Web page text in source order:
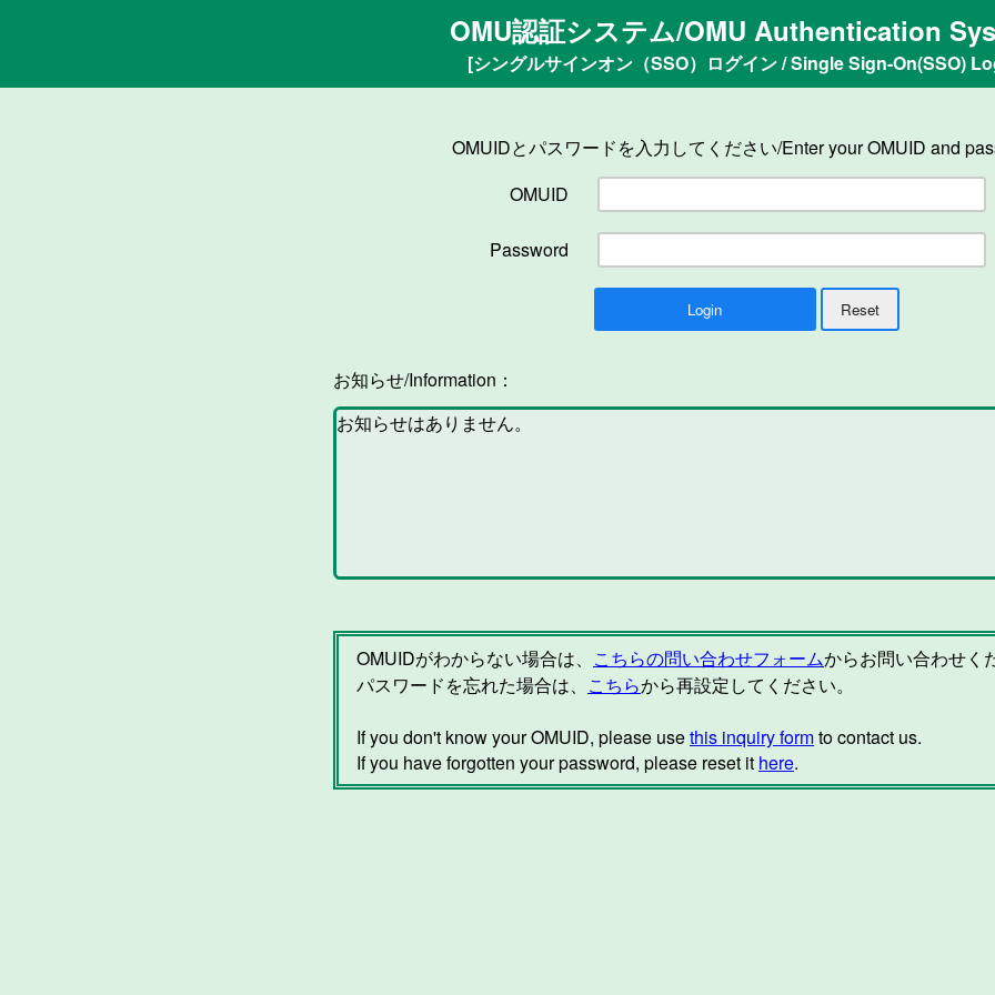
OMU認証システム/OMU Authentication
[シングルサインオン（SSO）ログイン / Single Sign-On(SSO)
OMUIDとパスワードを入力してください/Enter your OMUID and
OMUID
Password
お知らせ/Information：
OMUIDがわからない場合は、 こちらの問い合わせフォームからお問い合わせく
パスワードを忘れた場合は、 こちらから再設定してください。
If you don't know your OMUID, please usethis inquiry formto contact us.
If you have forgotten your password, please reset it here.